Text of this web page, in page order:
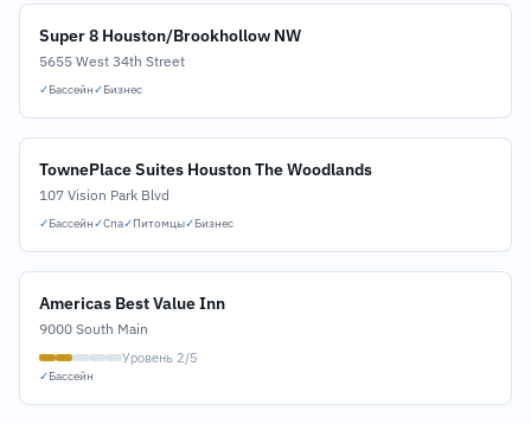
Super 8 Houston/Brookhollow NW
5655 West 34th Street
✓Бассейн✓Бизнес
TownePlace Suites Houston The Woodlands
107 Vision Park Blvd
✓Бассейн✓Спа✓Питомцы✓Бизнес
Americas Best Value Inn
9000 South Main
Уровень 2/5
✓Бассейн